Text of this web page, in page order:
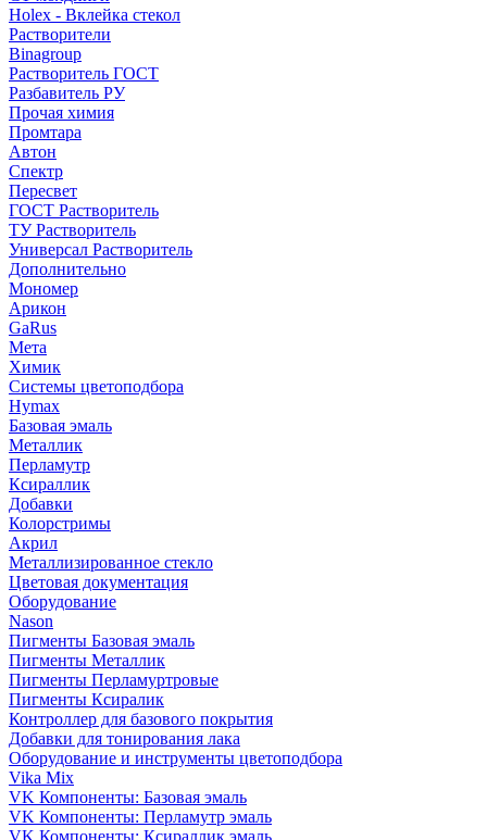
Holex - Вклейка стекол
Растворители
Binagroup
Растворитель ГОСТ
Разбавитель РУ
Прочая химия
Промтара
Автон
Спектр
Пересвет
ГОСТ Растворитель
ТУ Растворитель
Универсал Растворитель
Дополнительно
Мономер
Арикон
GaRus
Мета
Химик
Системы цветоподбора
Hymax
Базовая эмаль
Металлик
Перламутр
Ксираллик
Добавки
Колорстримы
Акрил
Металлизированное стекло
Цветовая документация
Оборудование
Nason
Пигменты Базовая эмаль
Пигменты Металлик
Пигменты Перламуртровые
Пигменты Ксиралик
Контроллер для базового покрытия
Добавки для тонирования лака
Оборудование и инструменты цветоподбора
Vika Mix
VK Компоненты: Базовая эмаль
VK Компоненты: Перламутр эмаль
VK Компоненты: Ксираллик эмаль